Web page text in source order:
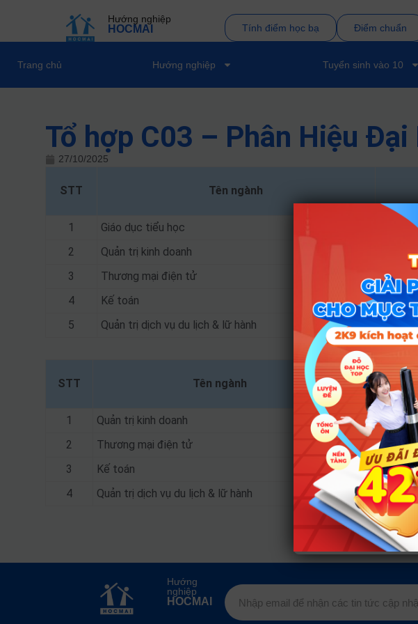
Hướng nghiệp
HOCMAI Tính điểm học bạ Điểm chuẩn
Trang chủ Hướng nghiệp Tuyển sinh vào 10
Tổ hợp C03 – Phân Hiệu
27/10/2025
STT Tên ngành
1
Giáo dục tiểu học
2
Quản trị kinh doanh
3
Thương mại điện tử
4
Kế toán
5
Quản trị dịch vụ du lịch & lữ hành
STT Tên ngành
1
Quản trị kinh doanh
2
Thương mại điện tử
3
Kế toán
4
Quản trị dịch vụ du lịch & lữ hành
Hướng
nghiệp
HOCMAI